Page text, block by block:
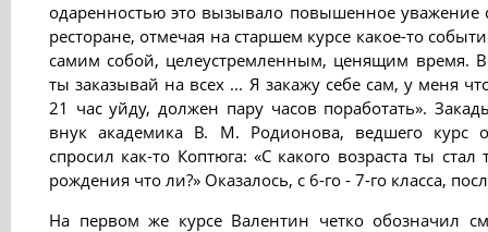
одаренностью это вызывало повышенное
ресторане, отмечая на старшем курсе какое-то
самим собой, целеустремленным, ценящим время.
ты заказывай на всех ... Я закажу себе сам, у меня
21 час уйду, должен пару часов поработать».
внук академика В. М. Родионова, ведшего курс
спросил как-то Коптюга: «С какого возраста ты
рождения что ли?» Оказалось, с 6-го - 7-го класса,
На первом же курсе Валентин четко обозначил